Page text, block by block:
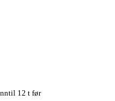
12 t før